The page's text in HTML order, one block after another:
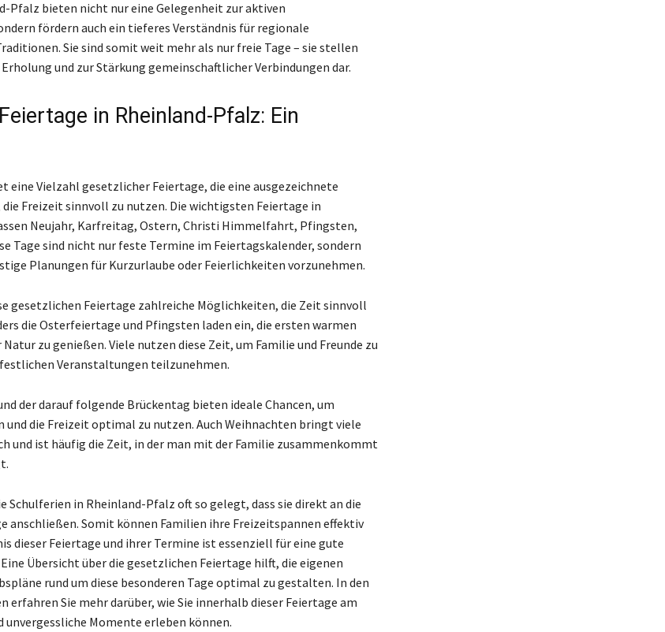
Pfalz bieten nicht nur eine Gelegenheit zur aktiven
fördern auch ein tieferes Verständnis für regionale
Sie sind somit weit mehr als nur freie Tage – sie stellen
und zur Stärkung gemeinschaftlicher Verbindungen dar.
in Rheinland-Pfalz: Ein
eine Vielzahl gesetzlicher Feiertage, die eine ausgezeichnete
Freizeit sinnvoll zu nutzen. Die wichtigsten Feiertage in
Neujahr, Karfreitag, Ostern, Christi Himmelfahrt, Pfingsten,
Tage sind nicht nur feste Termine im Feiertagskalender, sondern
Planungen für Kurzurlaube oder Feierlichkeiten vorzunehmen.
gesetzlichen Feiertage zahlreiche Möglichkeiten, die Zeit sinnvoll
die Osterfeiertage und Pfingsten laden ein, die ersten warmen
Natur zu genießen. Viele nutzen diese Zeit, um Familie und Freunde zu
festlichen Veranstaltungen teilzunehmen.
der darauf folgende Brückentag bieten ideale Chancen, um
und die Freizeit optimal zu nutzen. Auch Weihnachten bringt viele
und ist häufig die Zeit, in der man mit der Familie zusammenkommt
Schulferien in Rheinland-Pfalz oft so gelegt, dass sie direkt an die
anschließen. Somit können Familien ihre Freizeitspannen effektiv
dieser Feiertage und ihrer Termine ist essenziell für eine gute
Übersicht über die gesetzlichen Feiertage hilft, die eigenen
rund um diese besonderen Tage optimal zu gestalten. In den
erfahren Sie mehr darüber, wie Sie innerhalb dieser Feiertage am
unvergessliche Momente erleben können.